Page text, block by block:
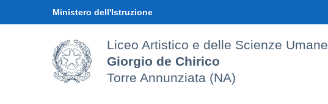
Ministero dell'Istruzione
Liceo Artistico e delle Scienze Umane
Giorgio de Chirico
Torre Annunziata (NA)